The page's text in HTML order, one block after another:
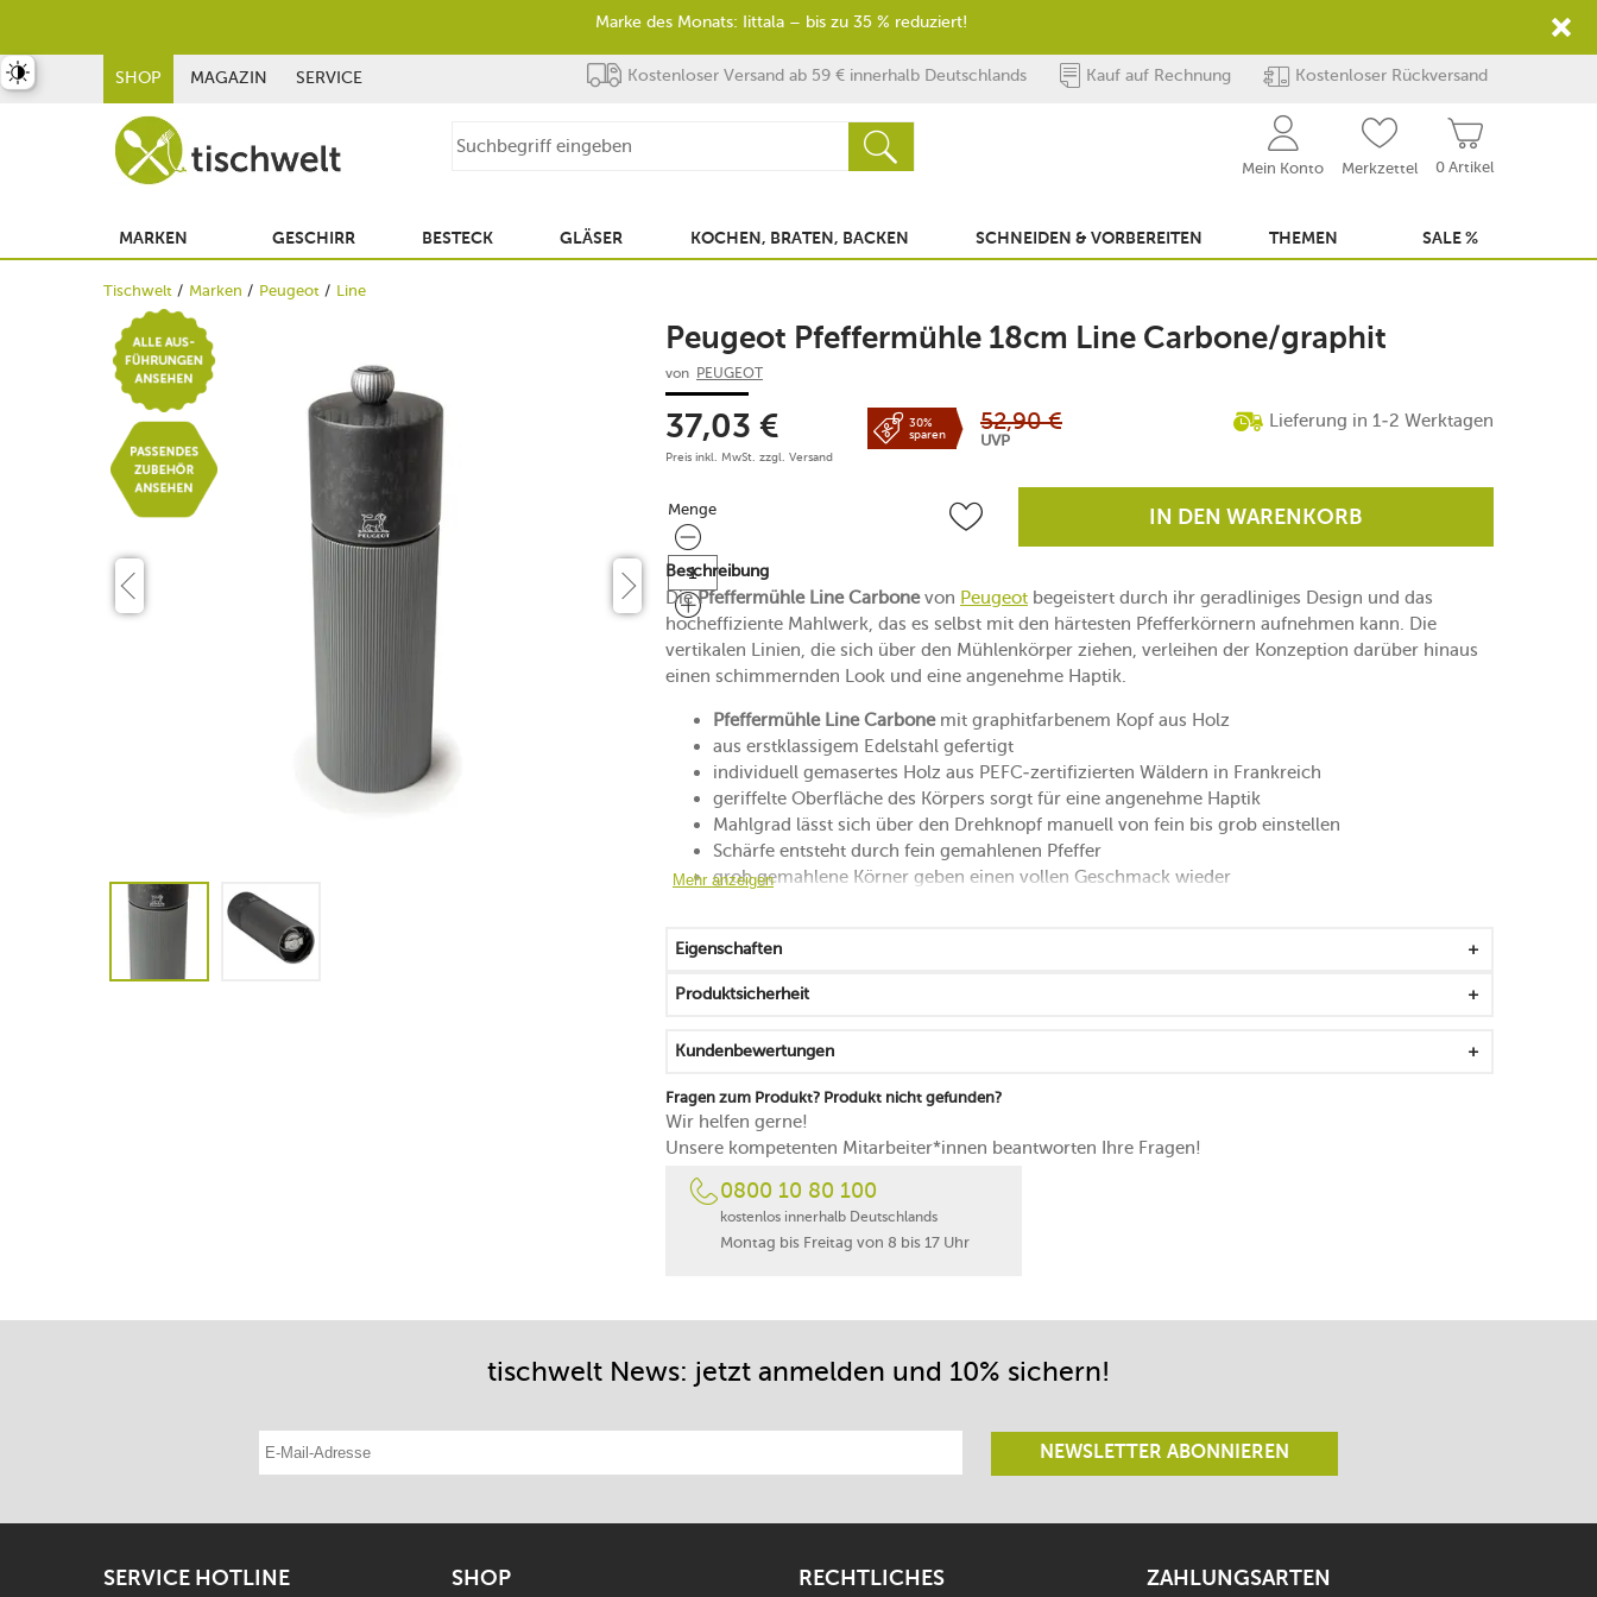
SHOP MAGAZIN SERVICE Kostenloser Versand ab 59 € innerhalb Deutschlands Kauf auf Rechnung Kostenloser Rückversand
0 Artikel
Mein Konto Merkzettel
MARKEN GESCHIRR BESTECK GLÄSER KOCHEN, BRATEN, BACKEN SCHNEIDEN & VORBEREITEN THEMEN SALE %
Tischwelt Marken Peugeot Line
Peugeot Pfeffermühle 18cm Line Carbone/graphit
von PEUGEOT
37,03 €
Preis inkl. MwSt. zzgl. Versand
30%
sparen
52,90 €
UVP
Lieferung in 1-2 Werktagen
Menge
Menge IN DEN WARENKORB
Beschreibung
DiePfeffermühle Line Carbonevon Peugeot begeistert durch ihr geradliniges Design und das
hocheffiziente Mahlwerk, das es selbst mit den härtesten Pfefferkörnern aufnehmen kann. Die
vertikalen Linien, die sich über den Mühlenkörper ziehen, verleihen der Konzeption darüber hinaus
einen schimmernden Look und eine angenehme Haptik.
Pfeffermühle Line Carbonemit graphitfarbenem Kopf aus Holz
aus erstklassigem Edelstahl gefertigt
individuell gemasertes Holz aus PEFC-zertifizierten Wäldern in Frankreich
geriffelte Oberfläche des Körpers sorgt für eine angenehme Haptik
Mahlgrad lässt sich über den Drehknopf manuell von fein bis grob einstellen
Schärfe entsteht durch fein gemahlenen Pfeffer
grob gemahlene Körner geben einen vollen Geschmack wieder
für schwarzen, grünen, weißen und roten Pfeffer geeignet
die passende Einfüllhilfe finden Sie hier:
25 Jahre Herstellergarantie auf das Mahlwerk
5 Jahre Garantie des Herstellers auf die restlichen Komponenten
Mehr anzeigen
Eigenschaften
Produktsicherheit
Kundenbewertungen
Fragen zum Produkt? Produkt nicht gefunden?
Wir helfen gerne!
Unsere kompetenten Mitarbeiter*innen beantworten Ihre Fragen!
0800 10 80 100
kostenlos innerhalb Deutschlands
Montag bis Freitag von 8 bis 17 Uhr
tischwelt News: jetzt anmelden und 10% sichern!
E-Mail-Adresse eintragen
NEWSLETTER ABONNIEREN
SERVICE HOTLINE SHOP RECHTLICHES ZAHLUNGSARTEN
umschalten
Marke des Monats: Iittala – bis zu 35 % reduziert!